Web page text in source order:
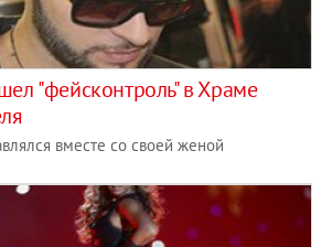
"фейсконтроль" в Храме
вместе со своей женой